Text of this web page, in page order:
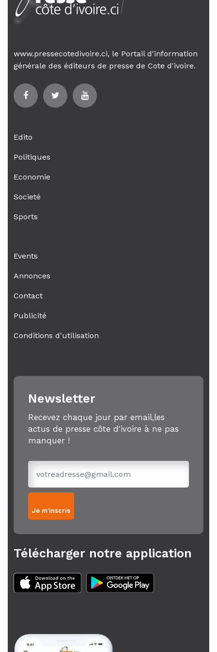
www.pressecotedivoire.ci, le Portail d'information
générale des éditeurs de presse de Cote d'ivoire.
Edito
Politiques
Economie
Societé
Sports
Events
Annonces
Contact
Publicité
Conditions d'utilisation
Newsletter
Recevez chaque jour par email,les
actus de presse côte d'ivoire à ne pas
manquer !
Je m'inscris
Télécharger notre application